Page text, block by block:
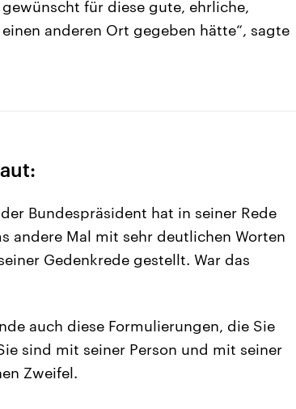
für diese gute, ehrliche,
anderen Ort gegeben hätte“, sagte
Bundespräsident hat in seiner Rede
andere Mal mit sehr deutlichen Worten
Gedenkrede gestellt. War das
auch diese Formulierungen, die Sie
sind mit seiner Person und mit seiner
Zweifel.